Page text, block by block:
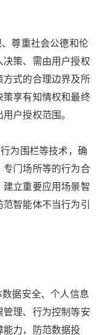
尊重社会公德和伦
策、需由用户授权
式的合理边界及所
享有知情权和最终
户授权范围。
为围栏等技术，确
门场所等的行为合
立重要应用场景智
智能体不当行为引
据安全、个人信息
理、行为控制等安
力，防范数据投